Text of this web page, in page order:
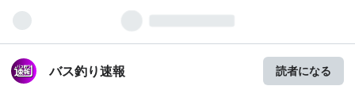
バス釣り速報 読者になる